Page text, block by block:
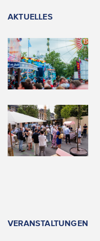
AKTUELLES
VERANSTALTUNGEN